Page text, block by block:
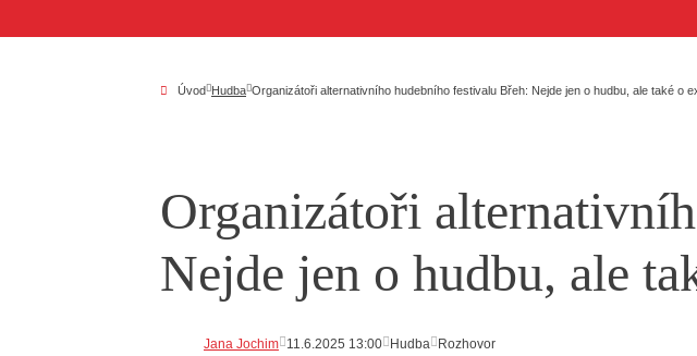
Úvod Hudba Organizátoři alternativního hudebního festivalu Břeh: Nejde jen o hudbu, ale také o
Organizátoři
Nejde jen o hudbu, ale
Jana Jochim 11.6.2025 13:00 Hudba Rozhovor